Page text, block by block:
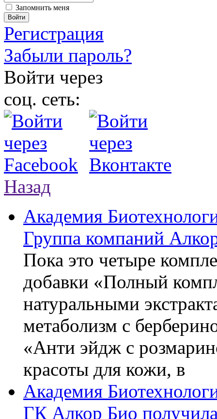
Запомнить меня
Войти
Регистрация
Забыли пароль?
Войти через
соц. сеть:
Назад
Академия
Группа компаний
Пока это четыре
добавки «Полный
натуральными
метаболизм с
«Анти эйдж с
красоты для кожи, в
Академия
ГК Алкор Био